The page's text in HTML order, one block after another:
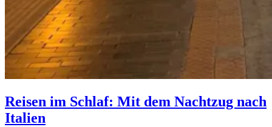
Reisen im Schlaf: Mit dem Nachtzug nach
Italien